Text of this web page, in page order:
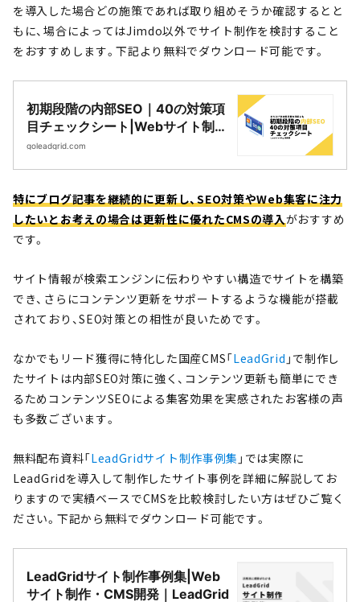
を導入した場合どの施策であれば取り組めそうか確認するとと
もに、場合によってはJimdo以外でサイト制作を検討すること
をおすすめします。下記より無料でダウンロード可能です。
初期段階の内部SEO｜40の対策項
目チェックシート|Webサイト制
作・CMS開発｜LeadGrid
goleadgrid.com
特にブログ記事を継続的に更新し、SEO対策やWeb集客に注力
したいとお考えの場合は更新性に優れたCMSの導入がおすすめ
です。
サイト情報が検索エンジンに伝わりやすい構造でサイトを構築
でき、さらにコンテンツ更新をサポートするような機能が搭載
されており、SEO対策との相性が良いためです。
なかでもリード獲得に特化した国産CMS「LeadGrid 」で制作し
たサイトは内部SEO対策に強く、コンテンツ更新も簡単にでき
るためコンテンツSEOによる集客効果を実感されたお客様の声
も多数ございます。
無料配布資料「LeadGridサイト制作事例集 」では実際に
LeadGridを導入して制作したサイト事例を詳細に解説してお
りますので実績ベースでCMSを比較検討したい方はぜひご覧く
ださい。下記から無料でダウンロード可能です。
LeadGridサイト制作事例集|Web
サイト制作・CMS開発｜LeadGrid